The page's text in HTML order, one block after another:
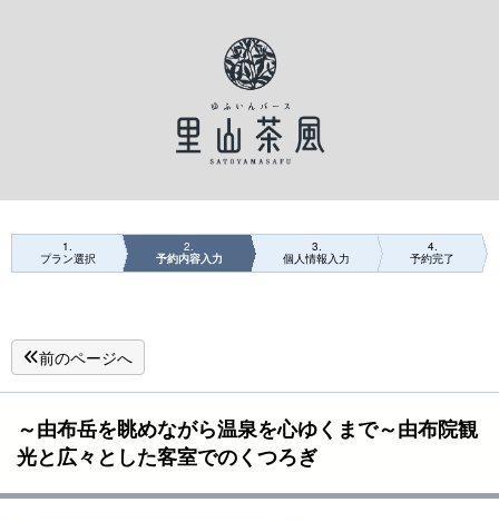
1
プラン選択
2
予約内容入力
3
個人情報入力
4
予約完了
前のページへ
～由布岳を眺めながら温泉を心ゆくまで～由布院観
光と広々とした客室でのくつろぎ